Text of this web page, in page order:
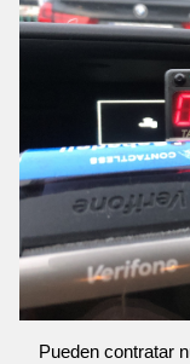
Pueden contratar